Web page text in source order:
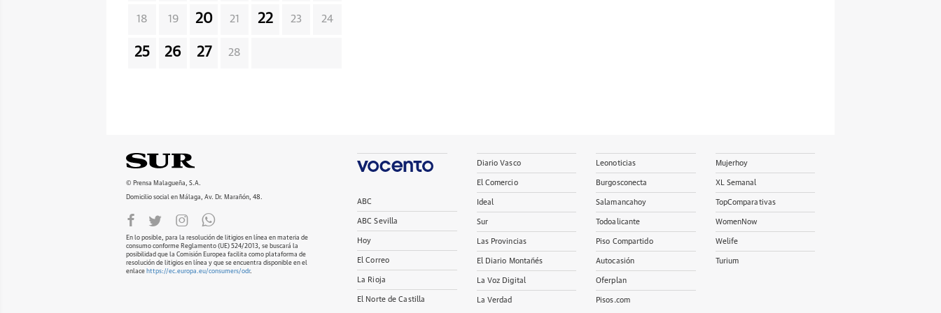
18 19 20 21 22 23 24
25 26 27 28
© Prensa Malagueña, S.A.
Domicilio social en Málaga, Av. Dr. Marañón, 48.
En lo posible, para la resolución de litigios en línea en materia de
consumo conforme Reglamento (UE) 524/2013, se buscará la
posibilidad que la Comisión Europea facilita como plataforma de
resolución de litigios en línea y que se encuentra disponible en el
enlace https://ec.europa.eu/consumers/odr.
ABC
ABC Sevilla
Hoy
El Correo
La Rioja
El Norte de Castilla
Diario Vasco
El Comercio
Ideal
Sur
Las Provincias
El Diario Montañés
La Voz Digital
La Verdad
Leonoticias
Burgosconecta
Salamancahoy
Todoalicante
Piso Compartido
Autocasión
Oferplan
Pisos.com
Mujerhoy
XL Semanal
TopComparativas
WomenNow
Welife
Turium